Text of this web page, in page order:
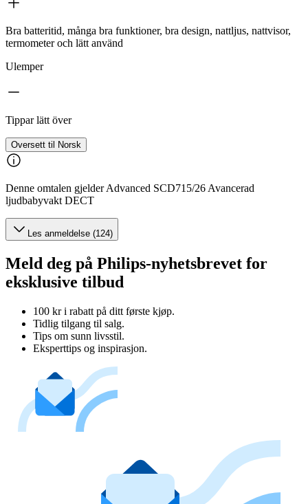
Bra batteritid, många bra funktioner, bra design, nattljus, nattvisor,
termometer och lätt använd
Ulemper
Tippar lätt över
Oversett til Norsk
Denne omtalen gjelder Advanced SCD715/26 Avancerad
ljudbabyvakt DECT
Les anmeldelse (124)
Meld deg på Philips-nyhetsbrevet for
eksklusive tilbud
100 kr i rabatt på ditt første kjøp.
Tidlig tilgang til salg.
Tips om sunn livsstil.
Eksperttips og inspirasjon.